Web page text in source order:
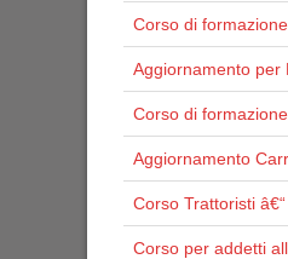
Corso di
Aggiornamento per
Corso di
Aggiornamento
Corso Trattoristi
Corso per addetti